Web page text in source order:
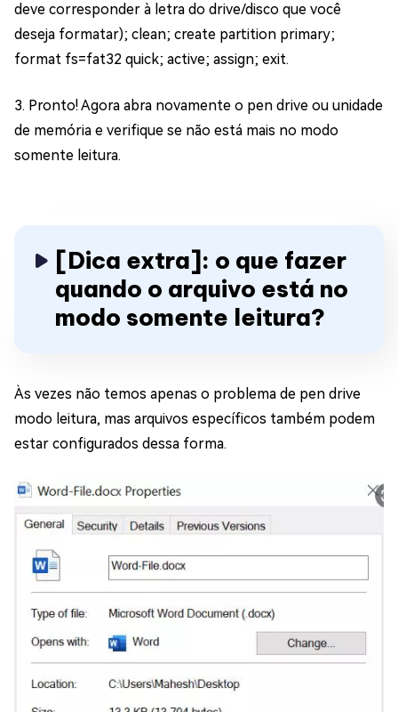
deve corresponder à letra do drive/disco que você
deseja formatar); clean; create partition primary;
format fs=fat32 quick; active; assign; exit.
3. Pronto! Agora abra novamente o pen drive ou unidade
de memória e verifique se não está mais no modo
somente leitura.
[Dica extra]: o que fazer
quando o arquivo está no
modo somente leitura?
Às vezes não temos apenas o problema de pen drive
modo leitura, mas arquivos específicos também podem
estar configurados dessa forma.